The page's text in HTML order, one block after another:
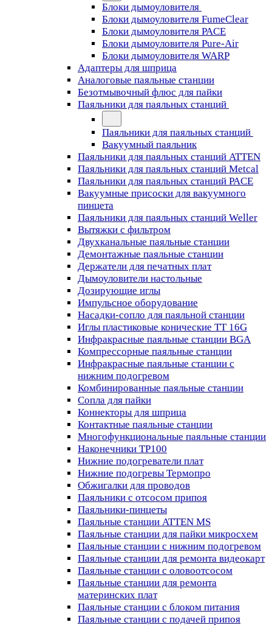
Блоки дымоуловителя
Блоки дымоуловителя FumeClear
Блоки дымоуловителя PACE
Блоки дымоуловителя Pure-Air
Блоки дымоуловителя WARP
Адаптеры для шприца
Аналоговые паяльные станции
Безотмывочный флюс для пайки
Паяльники для паяльных станций
Паяльники для паяльных станций
Вакуумный паяльник
Паяльники для паяльных станций ATTEN
Паяльники для паяльных станций Metcal
Паяльники для паяльных станций PACE
Вакуумные присоски для вакуумного
пинцета
Паяльники для паяльных станций Weller
Вытяжки с фильтром
Двухканальные паяльные станции
Демонтажные паяльные станции
Держатели для печатных плат
Дымоуловители настольные
Дозирующие иглы
Импульсное оборудование
Насадки-сопло для паяльной станции
Иглы пластиковые конические TT 16G
Инфракрасные паяльные станции BGA
Компрессорные паяльные станции
Инфракрасные паяльные станции с
нижним подогревом
Комбинированные паяльные станции
Сопла для пайки
Коннекторы для шприца
Контактные паяльные станции
Многофункциональные паяльные станции
Наконечники TP100
Нижние подогреватели плат
Нижние подогревы Термопро
Обжигалки для проводов
Паяльники с отсосом припоя
Паяльники-пинцеты
Паяльные станции ATTEN MS
Паяльные станции для пайки микросхем
Паяльные станции с нижним подогревом
Паяльные станции для ремонта видеокарт
Паяльные станции с оловоотсосом
Паяльные станции для ремонта
материнских плат
Паяльные станции с блоком питания
Паяльные станции с подачей припоя